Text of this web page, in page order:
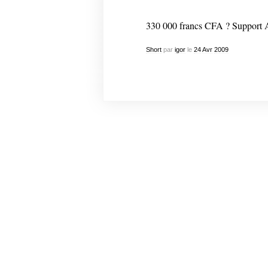
330 000 francs CFA ? Support
Shortpar igorle 24 Avr 2009